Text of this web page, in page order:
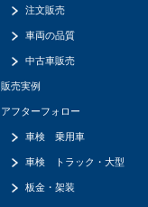
注文販売
車両の品質
中古車販売
販売実例
アフターフォロー
車検 乗用車
車検 トラック・大型
板金・架装